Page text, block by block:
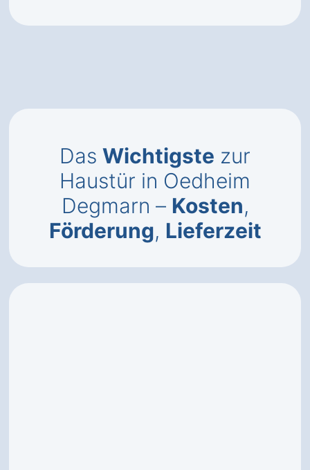
Das Wichtigste zur
Haustür in Oedheim
Degmarn – Kosten,
Förderung, Lieferzeit